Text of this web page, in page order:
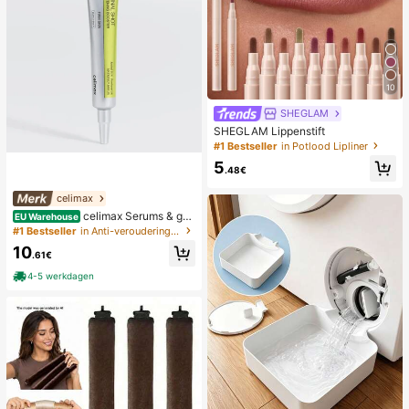
celimax
EU Warehouse celimax Serums & gez
ichtsbehandelingen
#1 Bestseller in Anti-veroudering Serums & Gezichtsbehandelingen
10.61€
4-5 werkdagen
10
SHEGLAM
SHEGLAM Lippenstift
#1 Bestseller in Potlood Lipliner
5.48€